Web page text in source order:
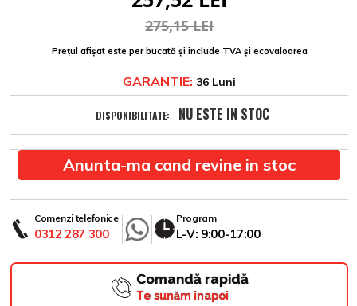
275,15 LEI
Prețul afișat este per bucată și include TVA și ecovaloarea
GARANTIE: 36 Luni
DISPONIBILITATE: NU ESTE IN STOC
Anunta-ma cand revine in stoc
Comenzi telefonice
0312 287 300
Program
L-V: 9:00-17:00
Comandă rapidă
Te sunăm înapoi